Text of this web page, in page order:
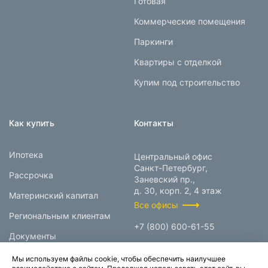
Коммерческие помещения
Паркинги
Квартиры с отделкой
Купим под строительство
Как купить
Ипотека
Рассрочка
Материнский капитал
Региональным клиентам
Документы
Контакты
Центральный офис
Санкт-Петербург,
Заневский пр.,
д. 30, корп. 2, 4 этаж
Все офисы
+7 (800) 600-61-55
Мы используем файлы cookie, чтобы обеспечить наилучшее